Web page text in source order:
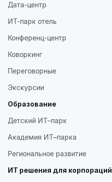
Дата-центр
ИТ-парк отель
Конференц-центр
Коворкинг
Переговорные
Экскурсии
Образование
Детский ИТ–парк
Академия ИТ–парка
Региональное развитие
ИТ решения для корпораций